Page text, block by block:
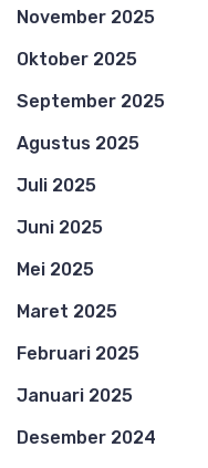
November 2025
Oktober 2025
September 2025
Agustus 2025
Juli 2025
Juni 2025
Mei 2025
Maret 2025
Februari 2025
Januari 2025
Desember 2024